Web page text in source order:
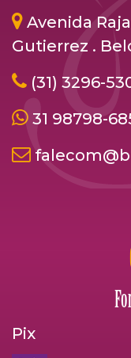
Avenida
Gutierrez .
(31) 3296-
31 98798-
Pix